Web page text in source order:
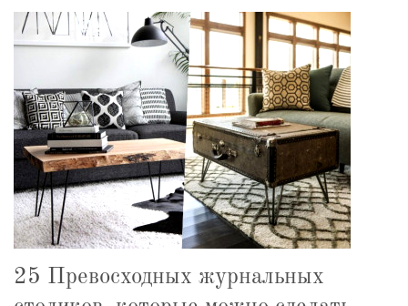
25 Превосходных журнальных